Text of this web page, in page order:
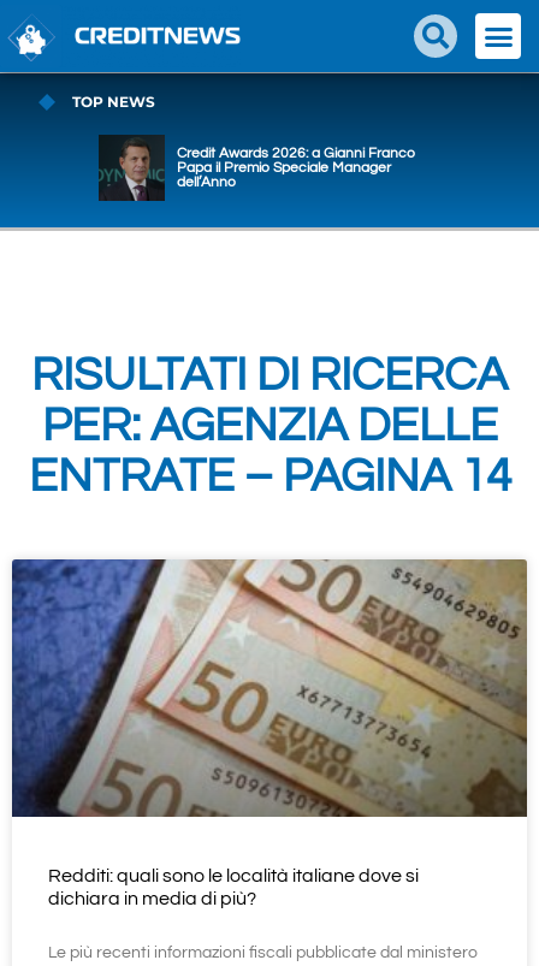
TOP NEWS
Credit Awards 2026: a Gianni Franco
Papa il Premio Speciale Manager
dell’Anno
RISULTATI DI RICERCA
PER: AGENZIA DELLE
ENTRATE – PAGINA 14
Redditi: quali sono le località italiane dove si
dichiara in media di più?
Le più recenti informazioni fiscali pubblicate dal ministero